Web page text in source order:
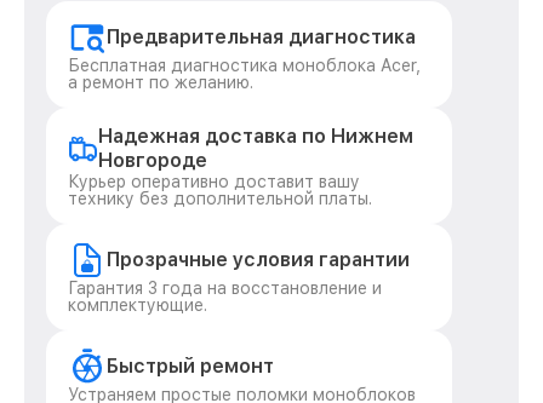
Предварительная диагностика
Бесплатная диагностика моноблока Acer,
а ремонт по желанию.
Надежная доставка по Нижнем
Новгороде
Курьер оперативно доставит вашу
технику без дополнительной платы.
Прозрачные условия гарантии
Гарантия 3 года на восстановление и
комплектующие.
Быстрый ремонт
Устраняем простые поломки моноблоков